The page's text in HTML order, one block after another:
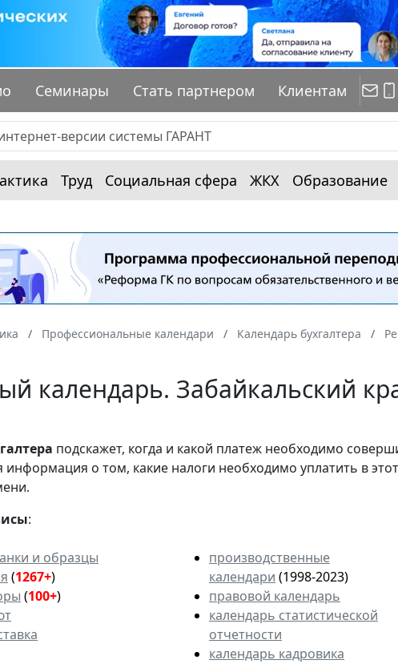
Семинары Стать партнером Клиентам
Труд Социальная сфера ЖКХ Образование
Профессиональные календари Календарь бухгалтера
календарь. Забайкальский
подскажет, когда и какой платеж необходимо
информация о том, какие налоги необходимо уплатить в
:
и образцы
(1267+)
(100+)
производственные
календари (1998-2023)
правовой календарь
календарь статистической
отчетности
календарь кадровика